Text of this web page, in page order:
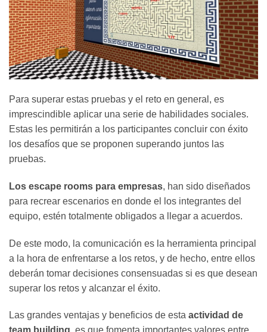
Para superar estas pruebas y el reto en general, es
imprescindible aplicar una serie de habilidades sociales.
Estas les permitirán a los participantes concluir con éxito
los desafíos que se proponen superando juntos las
pruebas.
Los escape rooms para empresas, han sido diseñados
para recrear escenarios en donde el los integrantes del
equipo, estén totalmente obligados a llegar a acuerdos.
De este modo, la comunicación es la herramienta principal
a la hora de enfrentarse a los retos, y de hecho, entre ellos
deberán tomar decisiones consensuadas si es que desean
superar los retos y alcanzar el éxito.
Las grandes ventajas y beneficios de esta actividad de